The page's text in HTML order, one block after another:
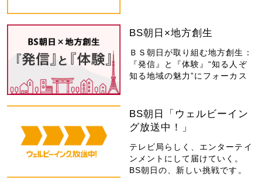
BS朝日×地方創生
ＢＳ朝日が取り組む地方創生：
『発信』と『体験』“知る人ぞ
知る地域の魅力”にフォーカス
BS朝日「ウェルビーイン
グ放送中！」
テレビ局らしく、エンターテイ
ンメントにして届けていく。
BS朝日の、新しい挑戦です。